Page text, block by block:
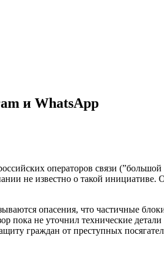
и WhatsApp
операторов связи
не известно о такой
опасения, что частичные
пока не уточнил технические
граждан от преступных